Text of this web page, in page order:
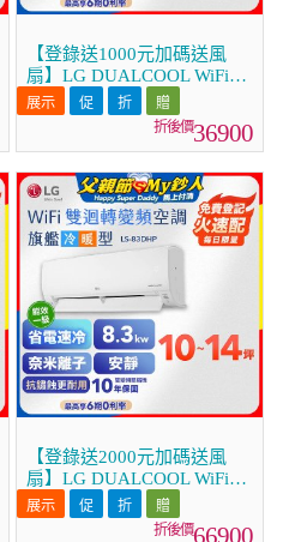
【登錄送1000元加碼送風
扇】LG DUALCOOL WiFi雙
迴轉變頻空調 - 旗艦冷暖型
_4.1kw LS-41DHPM
36900
【登錄送2000元加碼送風
扇】LG DUALCOOL WiFi雙
迴轉變頻空調 - 旗艦冷暖型
_8.3kw LS-83DHP
66900